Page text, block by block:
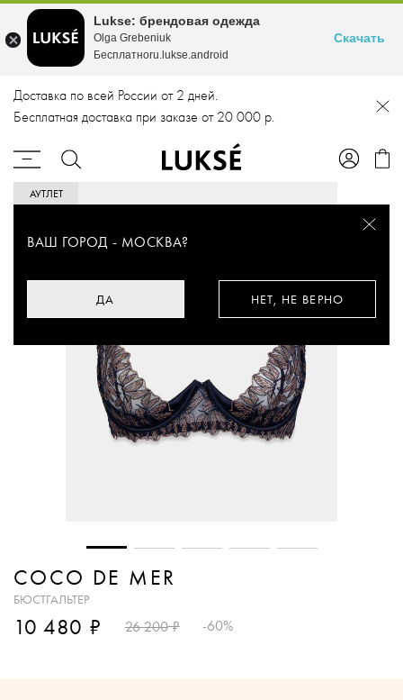
Доставка по всей России от 2 дней.
Бесплатная доставка при заказе от 20 000 р.
ВАШ ГОРОД - МОСКВА?
ДА НЕТ, НЕ ВЕРНО
АУТЛЕТ
COCO DE MER
БЮСТГАЛЬТЕР
10 480 ₽ 26 200₽ -60%
Lukse: брендовая одежда
Olga Grebeniuk
Бесплатноru.lukse.android
Скачать